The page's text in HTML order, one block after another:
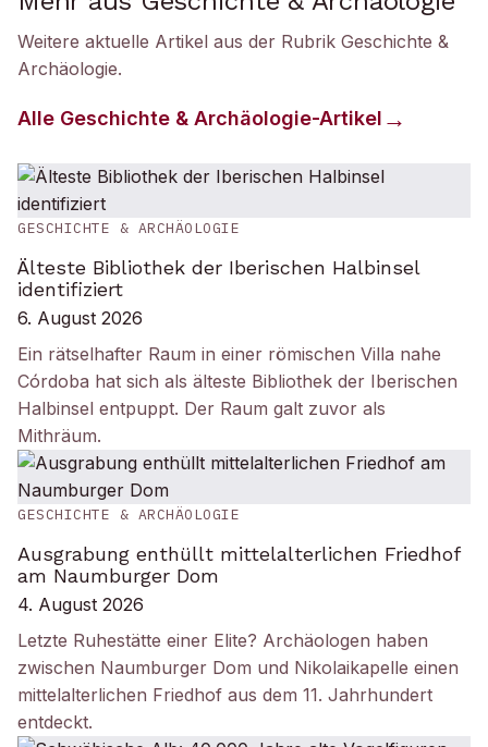
Weitere aktuelle Artikel aus der Rubrik Geschichte &
Archäologie.
Alle Geschichte & Archäologie-Artikel
GESCHICHTE & ARCHÄOLOGIE
Älteste Bibliothek der Iberischen Halbinsel
identifiziert
6. August 2026
Ein rätselhafter Raum in einer römischen Villa nahe
Córdoba hat sich als älteste Bibliothek der Iberischen
Halbinsel entpuppt. Der Raum galt zuvor als
Mithräum.
GESCHICHTE & ARCHÄOLOGIE
Ausgrabung enthüllt mittelalterlichen Friedhof
am Naumburger Dom
4. August 2026
Letzte Ruhestätte einer Elite? Archäologen haben
zwischen Naumburger Dom und Nikolaikapelle einen
mittelalterlichen Friedhof aus dem 11. Jahrhundert
entdeckt.